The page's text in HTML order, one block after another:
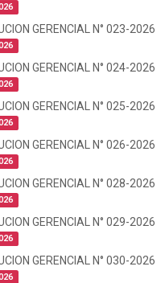
GERENCIAL N° 023-2026
GERENCIAL N° 024-2026
GERENCIAL N° 025-2026
GERENCIAL N° 026-2026
GERENCIAL N° 028-2026
GERENCIAL N° 029-2026
GERENCIAL N° 030-2026